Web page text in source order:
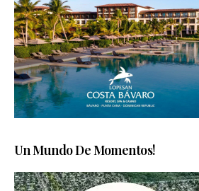
Un Mundo De Momentos!